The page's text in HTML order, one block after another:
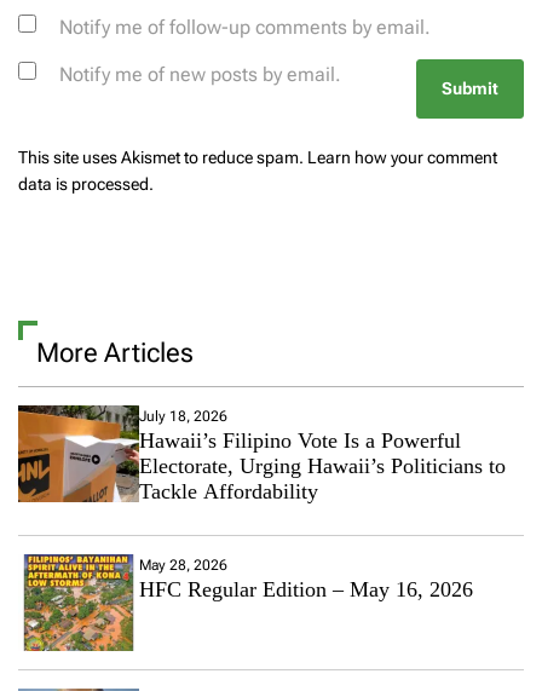
Notify me of follow-up comments by email.
Notify me of new posts by email.
This site uses Akismet to reduce spam. Learn how your comment
data is processed.
More Articles
July 18, 2026
Hawaii’s Filipino Vote Is a Powerful
Electorate, Urging Hawaii’s Politicians to
Tackle Affordability
May 28, 2026
HFC Regular Edition – May 16, 2026